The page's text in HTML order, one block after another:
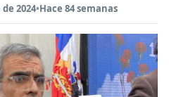
2024•Hace 84 semanas